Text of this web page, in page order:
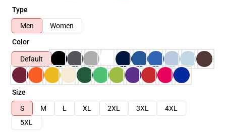
Type
Men
Women
Color
Default
Size
S
M L XL 2XL 3XL
4XL
5XL